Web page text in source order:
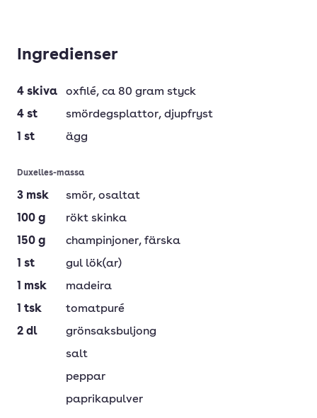
Ingredienser
4 skiva oxfilé, ca 80 gram styck
4 st smördegsplattor, djupfryst
1 st ägg
Duxelles-massa
3 msk smör, osaltat
100 g
rökt skinka
150 g champinjoner, färska
1 st
gul lök(ar)
1 msk
madeira
1 tsk
tomatpuré
2 dl
grönsaksbuljong
salt
peppar
paprikapulver